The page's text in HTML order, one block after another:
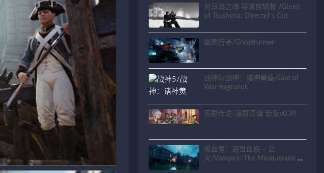
对马岛之魂 导演剪辑版 /Ghost
of Tsushima: Director’s Cut
幽灵行者/Ghostrunner
战神5/战神：诸神黄昏/God of
War Ragnarok
荒野传说/漫野奇谭 新版v0.34
吸血鬼：避世血族 – 正
义/Vampire: The Masquerade –